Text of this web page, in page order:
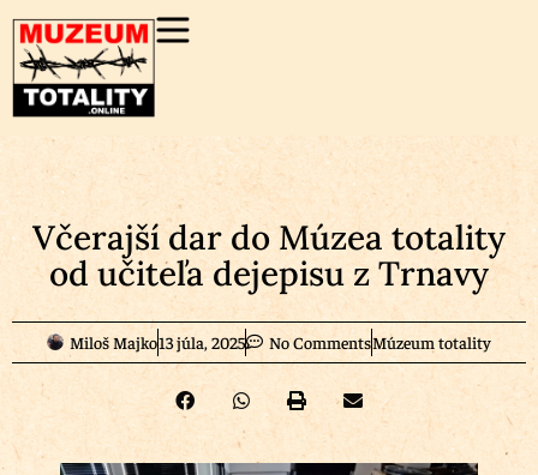
Včerajší dar do Múzea totality
od učiteľa dejepisu z Trnavy
Miloš Majko13 júla, 2025 No CommentsMúzeum totality